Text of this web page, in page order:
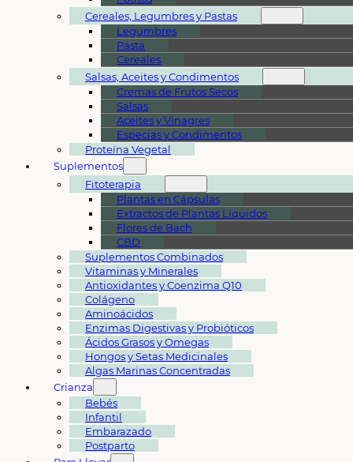
Cereales, Legumbres y Pastas
Legumbres
Pasta
Cereales
Salsas, Aceites y Condimentos
Cremas de Frutos Secos
Salsas
Aceites y Vinagres
Especias y Condimentos
Proteína Vegetal
Suplementos
Fitoterapia
Plantas en Cápsulas
Extractos de Plantas Líquidos
Flores de Bach
CBD
Suplementos Combinados
Vitaminas y Minerales
Antioxidantes y Coenzima Q10
Colágeno
Aminoácidos
Enzimas Digestivas y Probióticos
Ácidos Grasos y Omegas
Hongos y Setas Medicinales
Algas Marinas Concentradas
Crianza
Bebés
Infantil
Embarazado
Postparto